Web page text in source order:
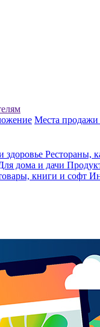
Места продажи
здоровье Рестораны,
дома и дачи
книги и софт